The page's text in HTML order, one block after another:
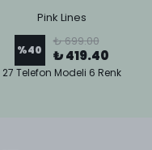
Pink Lines
%40
₺ 699.00
₺ 419.40
27 Telefon Modeli 6 Renk